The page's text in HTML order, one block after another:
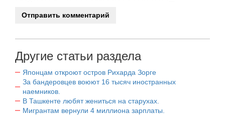
Другие статьи раздела
Японцам откроют остров Рихарда Зорге
За бандеровцев воюют 16 тысяч иностранных
наемников.
В Ташкенте любят жениться на старухах.
Мигрантам вернули 4 миллиона зарплаты.